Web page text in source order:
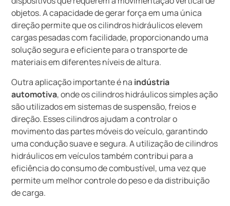
objetos. A capacidade de gerar força em uma única
direção permite que os cilindros hidráulicos elevem
cargas pesadas com facilidade, proporcionando uma
solução segura e eficiente para o transporte de
materiais em diferentes níveis de altura.
Outra aplicação importante é na indústria
automotiva, onde os cilindros hidráulicos simples ação
são utilizados em sistemas de suspensão, freios e
direção. Esses cilindros ajudam a controlar o
movimento das partes móveis do veículo, garantindo
uma condução suave e segura. A utilização de cilindros
hidráulicos em veículos também contribui para a
eficiência do consumo de combustível, uma vez que
permite um melhor controle do peso e da distribuição
de carga.